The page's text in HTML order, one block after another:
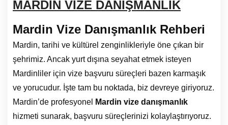
MARDİN VİZE DANIŞMANLIK
Mardin Vize Danışmanlık Rehberi
Mardin, tarihi ve kültürel zenginlikleriyle öne çıkan bir
şehrimiz. Ancak yurt dışına seyahat etmek isteyen
Mardinliler için vize başvuru süreçleri bazen karmaşık
ve yorucudur. İşte tam bu noktada, biz devreye giriyoruz.
Mardin’de profesyonel
Mardin vize danışmanlık
hizmeti sunarak, başvuru süreçlerinizi kolaylaştırıyoruz.